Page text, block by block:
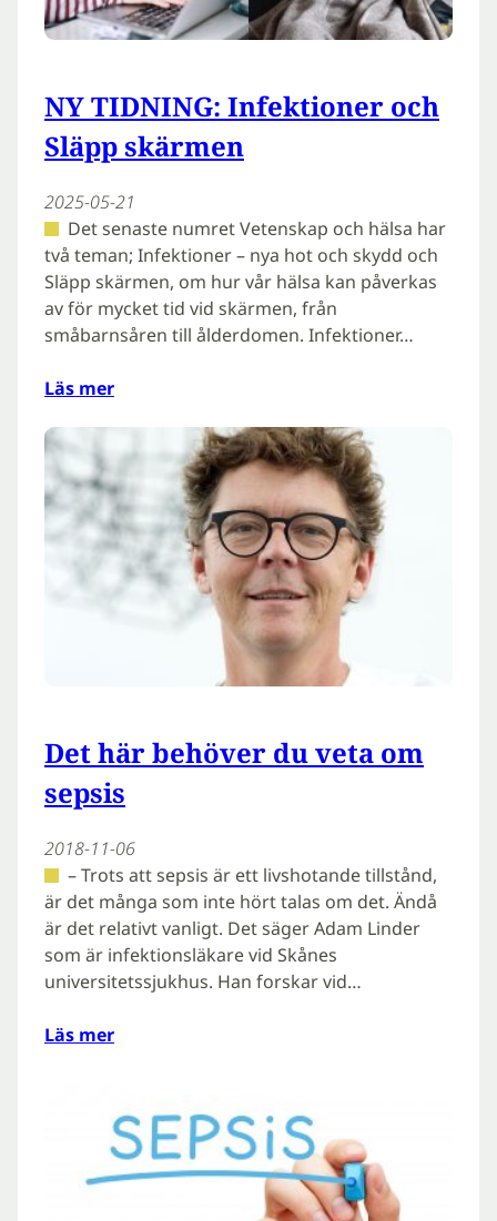
NY TIDNING: Infektioner och
Släpp skärmen
2025-05-21
Det senaste numret Vetenskap och hälsa har
två teman; Infektioner – nya hot och skydd och
Släpp skärmen, om hur vår hälsa kan påverkas
av för mycket tid vid skärmen, från
småbarnsåren till ålderdomen. Infektioner…
Läs mer
Det här behöver du veta om
sepsis
2018-11-06
– Trots att sepsis är ett livshotande tillstånd,
är det många som inte hört talas om det. Ändå
är det relativt vanligt. Det säger Adam Linder
som är infektionsläkare vid Skånes
universitetssjukhus. Han forskar vid…
Läs mer